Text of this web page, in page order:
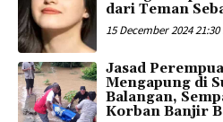
dari Teman
15 December 2024 21:30
Jasad
Mengapung di
Balangan,
Korban Banjir